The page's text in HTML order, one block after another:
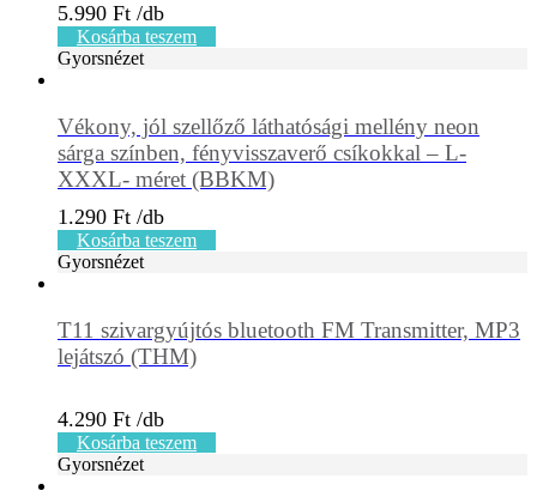
5.990 Ft
Kosárba teszem
Gyorsnézet
Vékony, jól szellőző láthatósági mellény neon
sárga színben, fényvisszaverő csíkokkal – L-
XXXL- méret (BBKM)
1.290 Ft
Kosárba teszem
Gyorsnézet
T11 szivargyújtós bluetooth FM Transmitter, MP3
lejátszó (THM)
4.290 Ft
Kosárba teszem
Gyorsnézet